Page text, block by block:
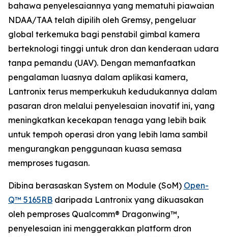
bahawa penyelesaiannya yang mematuhi piawaian
NDAA/TAA telah dipilih oleh Gremsy, pengeluar
global terkemuka bagi penstabil gimbal kamera
berteknologi tinggi untuk dron dan kenderaan udara
tanpa pemandu (UAV). Dengan memanfaatkan
pengalaman luasnya dalam aplikasi kamera,
Lantronix terus memperkukuh kedudukannya dalam
pasaran dron melalui penyelesaian inovatif ini, yang
meningkatkan kecekapan tenaga yang lebih baik
untuk tempoh operasi dron yang lebih lama sambil
mengurangkan penggunaan kuasa semasa
memproses tugasan.
Dibina berasaskan System on Module (SoM) Open-
Q™ 5165RB daripada Lantronix yang dikuasakan
oleh pemproses Qualcomm® Dragonwing™,
penyelesaian ini menggerakkan platform dron